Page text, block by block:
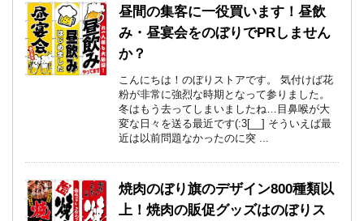
昼間の集客に一役買います！昼飲
み・昼宴会をのぼりでPRしません
か？
こんにちは！のぼりストアです。 気付けば花
粉が非常に強烈な時期となって参りました。
冬はもう去ってしまいましたね…目鼻喉が大
変な日々を送る最近です(:3[__] そういえば最
近は以前問題なかったのに突 ...
焼肉のぼり旗のデザイン800種類以
上！焼肉の販促グッズはのぼりス